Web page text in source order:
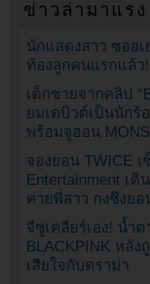
ข่าวล่ามาแรง
นักแสดงสาว ซอฮ
ท้องลูกคนแรกแล้ว!
เด็กชายจากคลิป
ยมเดบิวต์เป็นนักร้
พร้อมจูฮอน
จองยอน TWICE
Entertainment เดิ
ค่ายพี่สาว กงซึงยอ
จีซูเคลียร์เอง! น้ำต
BLACKPINK หลัง
เสียใจกับดราม่า